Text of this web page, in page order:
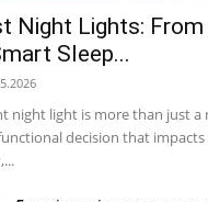
Night Lights:
Sleep...
night light is more than just a
decision that